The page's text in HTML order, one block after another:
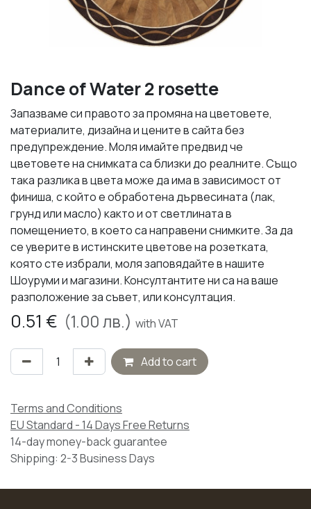
Dance of Water 2 rosette
Запазваме си правото за промяна на цветовете,
материалите, дизайна и цените в сайта без
предупреждение. Моля имайте предвид че
цветовете на снимката са близки до реалните. Също
така разлика в цвета може да има в зависимост от
финиша, с който е обработена дървесината (лак,
грунд или масло) както и от светлината в
помещението, в което са направени снимките. За да
се уверите в истинските цветове на розетката,
която сте избрали, моля заповядайте в нашите
Шоуруми и магазини. Консултантите ни са на ваше
разположение за съвет, или консултация.
0.51 € (1.00лв.) with VAT
Add to cart
Terms and Conditions
EU Standard - 14 Days Free Returns
14-day money-back guarantee
Shipping: 2-3 Business Days